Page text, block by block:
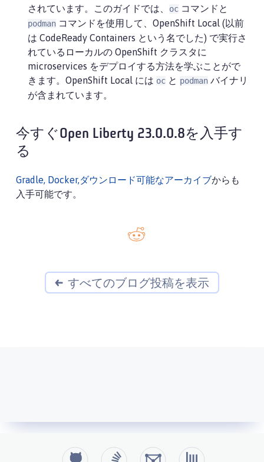
されています。このガイドでは、
oc コマンドと
podman コマンドを使用して、OpenShift Local (以前
は CodeReady Containers という名でした) で実行さ
れているローカルの OpenShift クラスタに
microservices をデプロイする方法を学ぶことがで
きます。OpenShift Local には oc と podman バイナリ
が含まれています。
今すぐOpen Liberty 23.0.0.8を入手す
る
Gradle, Docker,ダウンロード可能なアーカイブからも
入手可能です。
すべてのブログ投稿を表示